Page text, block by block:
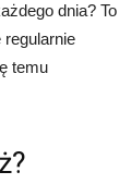
dnia? To
regularnie
temu